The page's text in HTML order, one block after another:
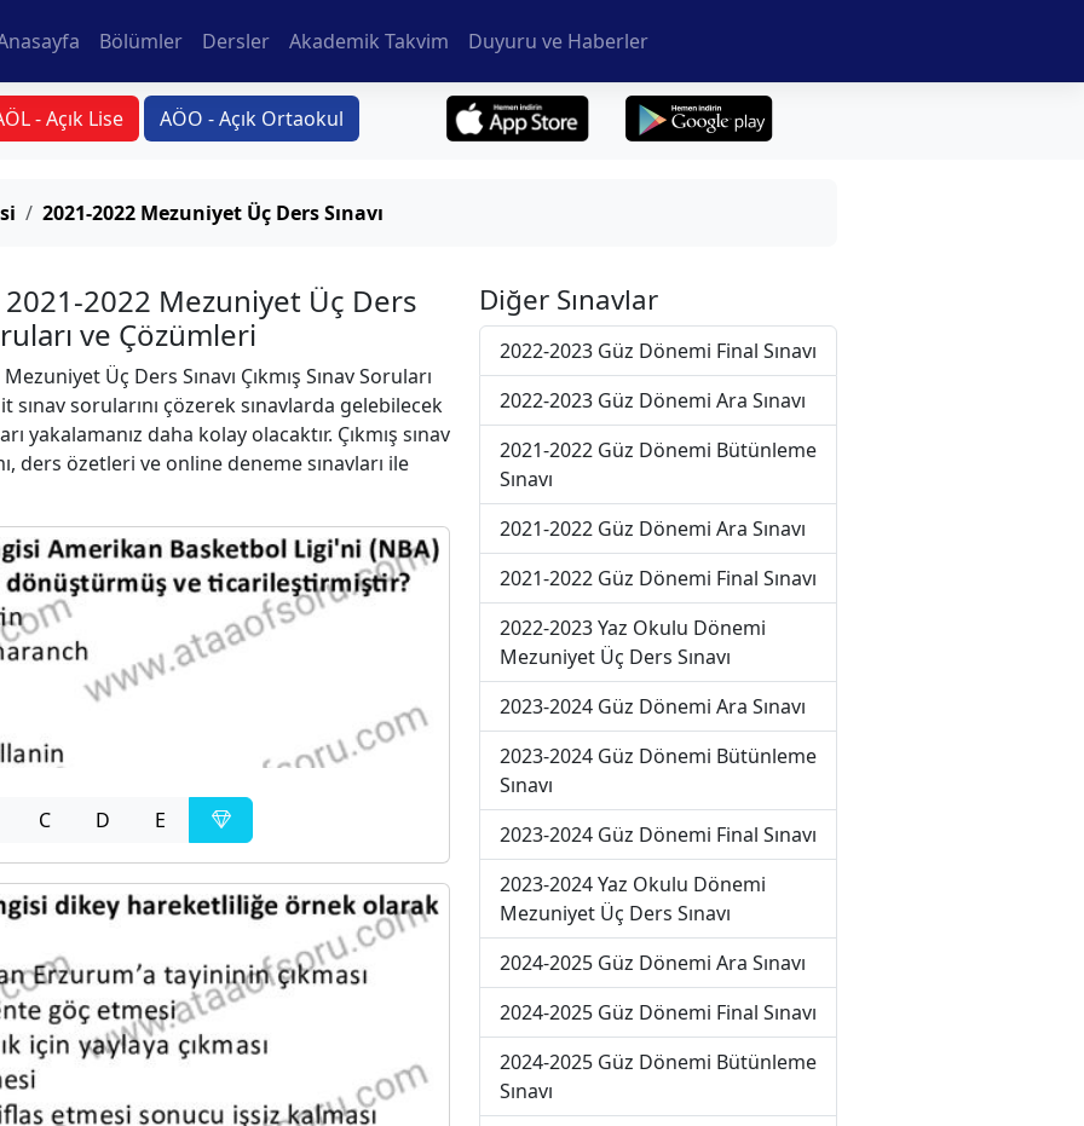
Bölümler Dersler Akademik Takvim Duyuru ve Haberler
- Açık Lise AÖO - Açık Ortaokul
2021-2022 Mezuniyet Üç Ders Sınavı
2022 Mezuniyet Üç Ders
ve Çözümleri
Üç Ders Sınavı Çıkmış Sınav Soruları
sorularını çözerek sınavlarda gelebilecek
yakalamanız daha kolay olacaktır. Çıkmış sınav
ders özetleri ve online deneme sınavları ile
C D E
Diğer Sınavlar
2022-2023 Güz Dönemi Final Sınavı
2022-2023 Güz Dönemi Ara Sınavı
2021-2022 Güz Dönemi Bütünleme
Sınavı
2021-2022 Güz Dönemi Ara Sınavı
2021-2022 Güz Dönemi Final Sınavı
2022-2023 Yaz Okulu Dönemi
Mezuniyet Üç Ders Sınavı
2023-2024 Güz Dönemi Ara Sınavı
2023-2024 Güz Dönemi Bütünleme
Sınavı
2023-2024 Güz Dönemi Final Sınavı
2023-2024 Yaz Okulu Dönemi
Mezuniyet Üç Ders Sınavı
2024-2025 Güz Dönemi Ara Sınavı
2024-2025 Güz Dönemi Final Sınavı
2024-2025 Güz Dönemi Bütünleme
Sınavı